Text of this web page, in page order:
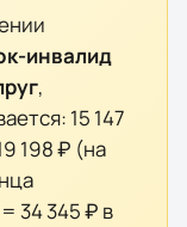
инвалид
,
15 147
198 ₽ (на
34 345 ₽ в